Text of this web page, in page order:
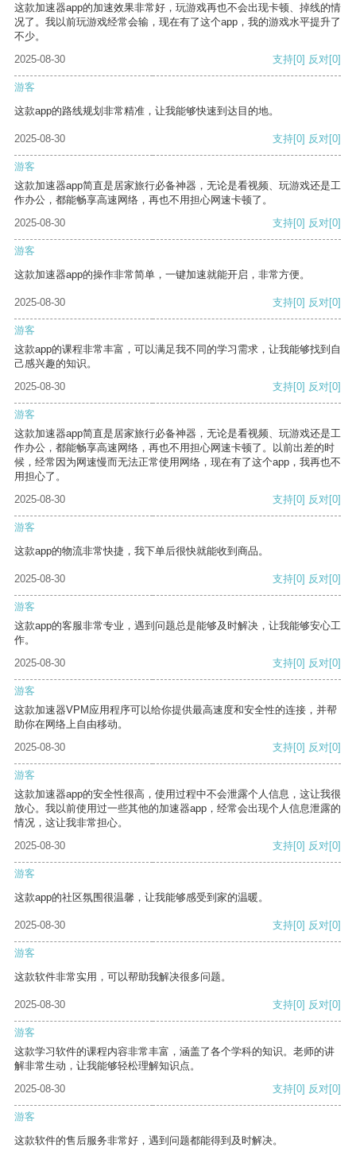
这款加速器app的加速效果非常好，玩游戏再也不会出现卡顿、掉线的情
况了。我以前玩游戏经常会输，现在有了这个app，我的游戏水平提升了
不少。
2025-08-30
支持[0] 反对[0]
游客
这款app的路线规划非常精准，让我能够快速到达目的地。
2025-08-30 支持[0] 反对[0]
游客
这款加速器app简直是居家旅行必备神器，无论是看视频、玩游戏还是工
作办公，都能畅享高速网络，再也不用担心网速卡顿了。
2025-08-30
支持[0] 反对[0]
游客
这款加速器app的操作非常简单，一键加速就能开启，非常方便。
2025-08-30 支持[0] 反对[0]
游客
这款app的课程非常丰富，可以满足我不同的学习需求，让我能够找到自
己感兴趣的知识。
2025-08-30
支持[0] 反对[0]
游客
这款加速器app简直是居家旅行必备神器，无论是看视频、玩游戏还是工
作办公，都能畅享高速网络，再也不用担心网速卡顿了。以前出差的时
候，经常因为网速慢而无法正常使用网络，现在有了这个app，我再也不
用担心了。
2025-08-30
支持[0] 反对[0]
游客
这款app的物流非常快捷，我下单后很快就能收到商品。
2025-08-30 支持[0] 反对[0]
游客
这款app的客服非常专业，遇到问题总是能够及时解决，让我能够安心工
作。
2025-08-30
支持[0] 反对[0]
游客
这款加速器VPM应用程序可以给你提供最高速度和安全性的连接，并帮
助你在网络上自由移动。
2025-08-30
支持[0] 反对[0]
游客
这款加速器app的安全性很高，使用过程中不会泄露个人信息，这让我很
放心。我以前使用过一些其他的加速器app，经常会出现个人信息泄露的
情况，这让我非常担心。
2025-08-30
支持[0] 反对[0]
游客
这款app的社区氛围很温馨，让我能够感受到家的温暖。
2025-08-30 支持[0] 反对[0]
游客
这款软件非常实用，可以帮助我解决很多问题。
2025-08-30 支持[0] 反对[0]
游客
这款学习软件的课程内容非常丰富，涵盖了各个学科的知识。老师的讲
解非常生动，让我能够轻松理解知识点。
2025-08-30
支持[0] 反对[0]
游客
这款软件的售后服务非常好，遇到问题都能得到及时解决。